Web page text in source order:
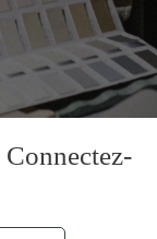
Connectez-